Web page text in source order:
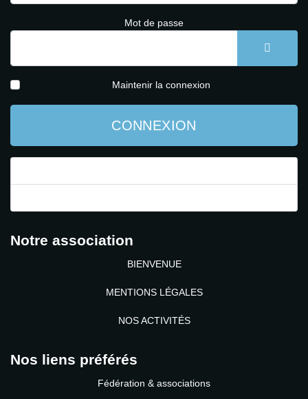
Mot de passe
Maintenir la connexion
CONNEXION
Notre association
BIENVENUE
MENTIONS LÉGALES
NOS ACTIVITÉS
Nos liens préférés
Fédération & associations